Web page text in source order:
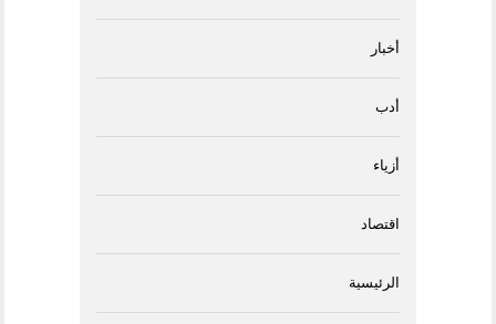
أخبار
أدب
أزياء
اقتصاد
الرئيسية